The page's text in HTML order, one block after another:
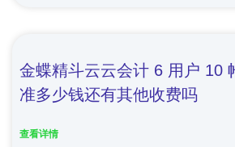
金蝶精斗云云会计 6 用户 10
准多少钱还有其他收费吗
查看详情